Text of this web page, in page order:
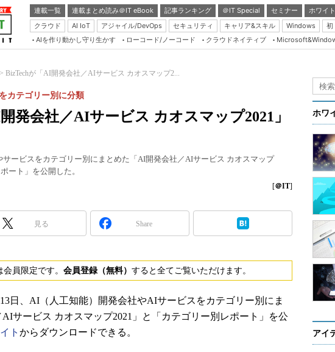
連載一覧 連載まとめ読み＠IT eBook 記事ランキング ＠IT Special セミナー
ホワイ
クラウド
AI IoT アジャイル/DevOps セキュリティ キャリア&スキル Windows 初
Server & Storage
Java Agile
Database Expert
Linux ＆ OSS
Master of IP
Security & Trust
ブログ
AIを作り動かし守り生かす ローコード/ノーコード クラウドネイティブ
BizTechが「AI開発会社／AIサービス カオスマップ2...
発会社／AIサービス カオスマップ2021」
カテゴリー別に分類
サービスをカテゴリー別にまとめた「AI開発会社／AIサービス カオスマップ
ート」を公開した。
[＠IT]
見る Share
員限定です。 会員登録（無料） すると全てご覧いただけます。
日、AI（人工知能）開発会社やAIサービスをカテゴリー別にま
サービス カオスマップ2021」と「カテゴリー別レポート」を公
ト からダウンロードできる。
ホワ
アイ